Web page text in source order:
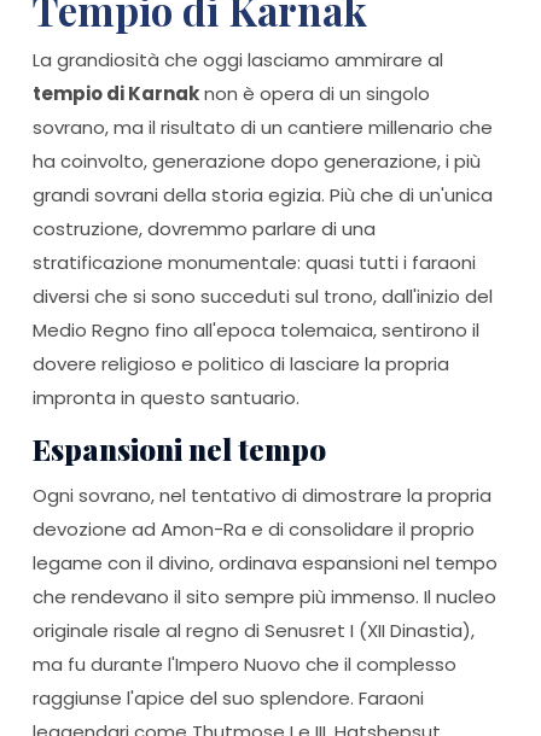
La grandiosità che oggi lasciamo ammirare al
tempio di Karnaknon è opera di un singolo
sovrano, ma il risultato di un cantiere millenario che
ha coinvolto, generazione dopo generazione, i più
grandi sovrani della storia egizia. Più che di un'unica
costruzione, dovremmo parlare di una
stratificazione monumentale: quasi tutti i faraoni
diversi che si sono succeduti sul trono, dall'inizio del
Medio Regno fino all'epoca tolemaica, sentirono il
dovere religioso e politico di lasciare la propria
impronta in questo santuario.
Espansioni nel tempo
Ogni sovrano, nel tentativo di dimostrare la propria
devozione ad Amon-Ra e di consolidare il proprio
legame con il divino, ordinava espansioni nel tempo
che rendevano il sito sempre più immenso. Il nucleo
originale risale al regno di Senusret I (XII Dinastia),
ma fu durante l'Impero Nuovo che il complesso
raggiunse l'apice del suo splendore. Faraoni